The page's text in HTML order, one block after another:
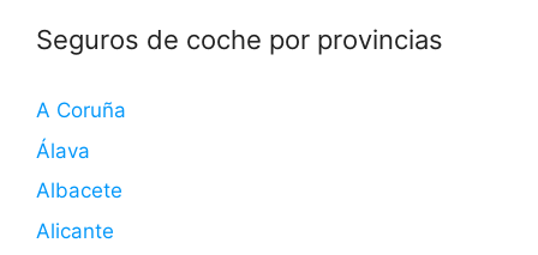
Seguros de coche por provincias
A Coruña
Álava
Albacete
Alicante